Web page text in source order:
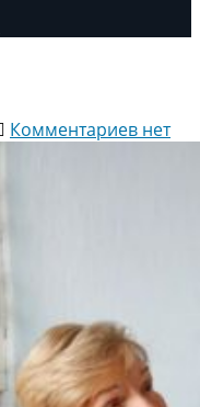
Комментариевкнет